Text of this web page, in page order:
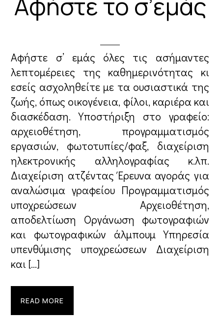
Αφήστε σ’ εμάς όλες τις ασήμαντες
λεπτομέρειες της καθημερινότητας κι
εσείς ασχοληθείτε με τα ουσιαστικά της
ζωής, όπως οικογένεια, φίλοι, καριέρα και
διασκέδαση. Υποστήριξη στο γραφείο:
αρχειοθέτηση, προγραμματισμός
εργασιών, φωτοτυπίες/φαξ, διαχείριση
ηλεκτρονικής αλληλογραφίας κ.λπ.
Διαχείριση ατζέντας Έρευνα αγοράς για
αναλώσιμα γραφείου Προγραμματισμός
υποχρεώσεων Αρχειοθέτηση,
αποδελτίωση Οργάνωση φωτογραφιών
και φωτογραφικών άλμπουμ Υπηρεσία
υπενθύμισης υποχρεώσεων Διαχείριση
και […]
READ MORE